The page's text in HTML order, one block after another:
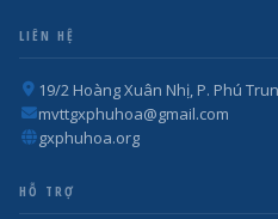
LIÊN HỆ
19/2 Hoàng Xuân Nhị, P. Phú
mvttgxphuhoa@gmail.com
gxphuhoa.org
HỖ TRỢ